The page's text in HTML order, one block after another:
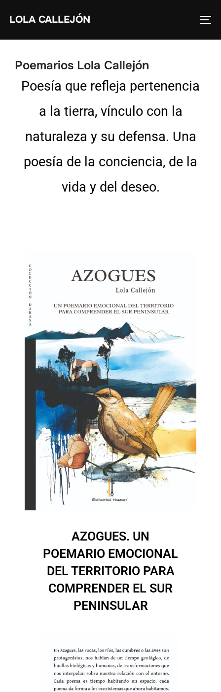
LOLA CALLEJÓN
Poemarios Lola Callejón
Poesía que refleja pertenencia
a la tierra, vínculo con la
naturaleza y su defensa. Una
poesía de la conciencia, de la
vida y del deseo.
AZOGUES. UN
POEMARIO EMOCIONAL
DEL TERRITORIO PARA
COMPRENDER EL SUR
PENINSULAR